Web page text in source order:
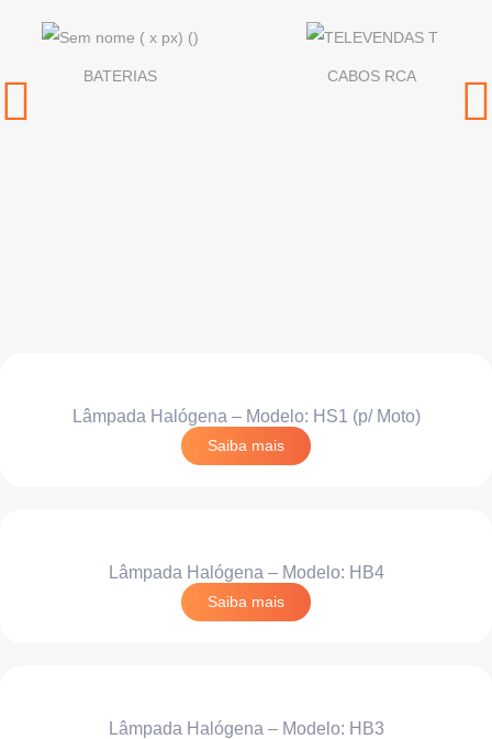
BATERIAS CABOS RCA
Lâmpada Halógena – Modelo: HS1 (p/ Moto)
Saiba mais
Lâmpada Halógena – Modelo: HB4
Saiba mais
Lâmpada Halógena – Modelo: HB3